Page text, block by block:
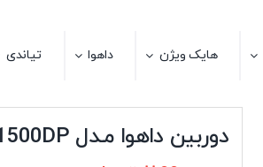
هایک ویژن داهوا تیاندی
دوربین داهوا مـدل DH-HAC-HFW1500DP